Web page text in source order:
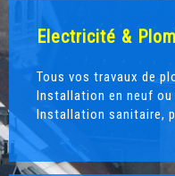
Electricité &
Tous vos travaux de
Installation en neuf ou
Installation sanitaire,